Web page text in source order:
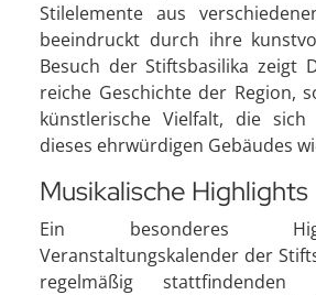
Stilelemente aus
beeindruckt durch ihre
Besuch der Stiftsbasilika zeigt
reiche Geschichte der Region,
künstlerische Vielfalt, die
dieses ehrwürdigen Gebäudes
Musikalische Highlights
Ein besonderes
Veranstaltungskalender der
regelmäßig stattfindenden